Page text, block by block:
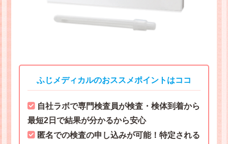
ふじメディカルのおススメポイントはココ
自社ラボで専門検査員が検査・検体到着から
最短2日で結果が分かるから安心
匿名での検査の申し込みが可能！特定される